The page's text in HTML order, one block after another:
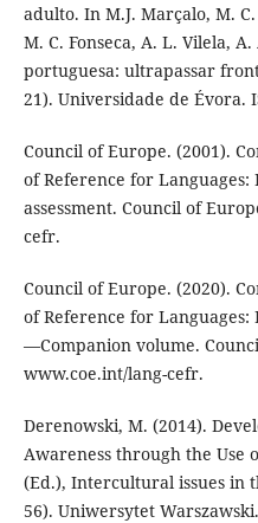
adulto. In M.J. Marçalo, M.
M. C. Fonseca, A. L. Vilela,
portuguesa: ultrapassar
21). Universidade de Évora.
Council of Europe. (2001).
of Reference for
assessment. Council of
cefr.
Council of Europe. (2020).
of Reference for Languages:
—Companion volume.
www.coe.int/lang-cefr.
Derenowski, M. (2014).
Awareness through the Use
(Ed.), Intercultural issues in
56). Uniwersytet Warszawski.